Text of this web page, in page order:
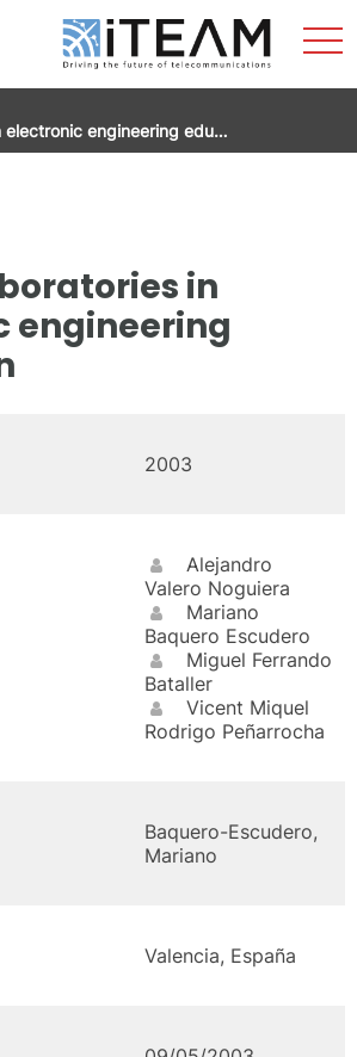
electronic engineering edu…
in
engineering
2003
Alejandro
Valero Noguiera
Mariano
Baquero Escudero
Miguel Ferrando
Bataller
Vicent Miquel
Rodrigo Peñarrocha
Baquero-Escudero,
Mariano
Valencia, España